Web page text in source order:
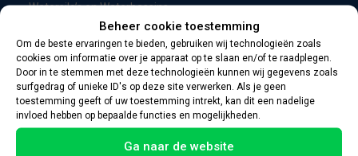
Beheer cookie toestemming
Om de beste ervaringen te bieden, gebruiken wij technologieën zoals
cookies om informatie over je apparaat op te slaan en/of te raadplegen.
Door in te stemmen met deze technologieën kunnen wij gegevens zoals
surfgedrag of unieke ID's op deze site verwerken. Als je geen
toestemming geeft of uw toestemming intrekt, kan dit een nadelige
invloed hebben op bepaalde functies en mogelijkheden.
Ga naar de website
Watersilo’s en Waterbassins
CERTIFICERING CONTACTGEGEVENS
Oevers 11
8331 VC Steenwijk
Nederland